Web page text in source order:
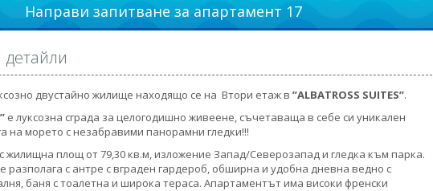
Направи запитване за апартамент 17
двустайно жилище находящо се на Втори етаж в ”ALBATROSS SUITES’’.
е луксозна сграда за целогодишно живеене, съчетаваща в себе си уникален
на морето с незабравими панорамни гледки!!!
жилищна площ от 79,30 кв.м, изложение Запад/Северозапад и гледка към парка.
разполага с антре с вграден гардероб, обширна и удобна дневна ведно с
баня с тоалетна и широка тераса. Апартаментът има високи френски